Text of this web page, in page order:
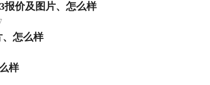
报价及图片、怎么样
、怎么样
样